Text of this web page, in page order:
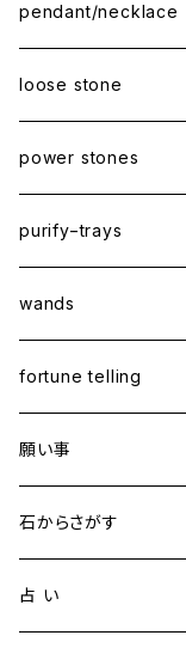
pendant/necklace
loose stone
power stones
purify−trays
wands
fortune telling
願い事
健康・恋愛・愛情
精神安定・安らぎ
石からさがす
アイオライト
占 い